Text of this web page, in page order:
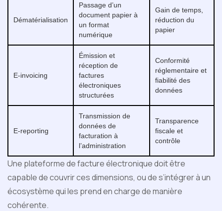
Dématérialisation
Passage d’un
document papier à
un format
numérique
Gain de temps,
réduction du
papier
E-invoicing
Émission et
réception de
factures
électroniques
structurées
Conformité
réglementaire et
fiabilité des
données
E-reporting
Transmission de
données de
facturation à
l’administration
Transparence
fiscale et
contrôle
Une plateforme de facture électronique doit être
capable de couvrir ces dimensions, ou de s’intégrer à un
écosystème qui les prend en charge de manière
cohérente.